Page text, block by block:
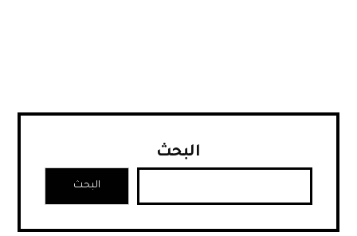
البحث
البحث